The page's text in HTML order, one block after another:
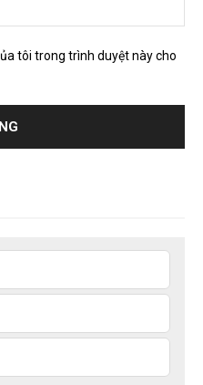
tôi trong trình duyệt này cho